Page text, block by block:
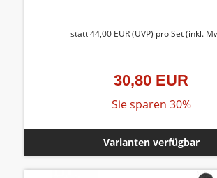
statt44,00 EUR(UVP) pro Set (inkl.
30,80 EUR
Sie sparen 30%
Varianten verfügbar